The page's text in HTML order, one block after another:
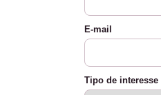
E-mail
Tipo de interesse